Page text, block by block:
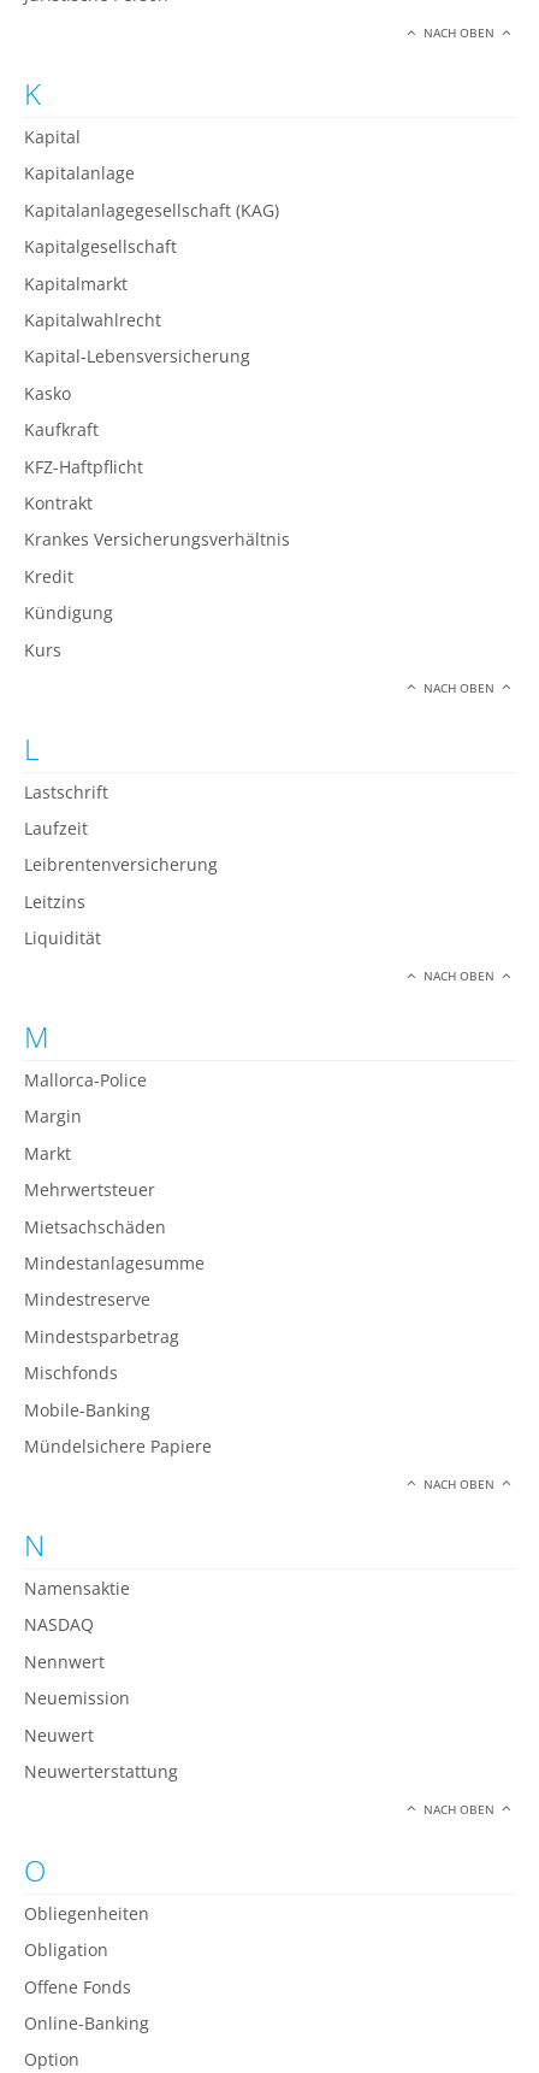
NACH OBEN
K
Kapital
Kapitalanlage
Kapitalanlagegesellschaft (KAG)
Kapitalgesellschaft
Kapitalmarkt
Kapitalwahlrecht
Kapital-Lebensversicherung
Kasko
Kaufkraft
KFZ-Haftpflicht
Kontrakt
Krankes Versicherungsverhältnis
Kredit
Kündigung
Kurs
NACH OBEN
L
Lastschrift
Laufzeit
Leibrentenversicherung
Leitzins
Liquidität
NACH OBEN
M
Mallorca-Police
Margin
Markt
Mehrwertsteuer
Mietsachschäden
Mindestanlagesumme
Mindestreserve
Mindestsparbetrag
Mischfonds
Mobile-Banking
Mündelsichere Papiere
NACH OBEN
N
Namensaktie
NASDAQ
Nennwert
Neuemission
Neuwert
Neuwerterstattung
NACH OBEN
O
Obliegenheiten
Obligation
Offene Fonds
Online-Banking
Option